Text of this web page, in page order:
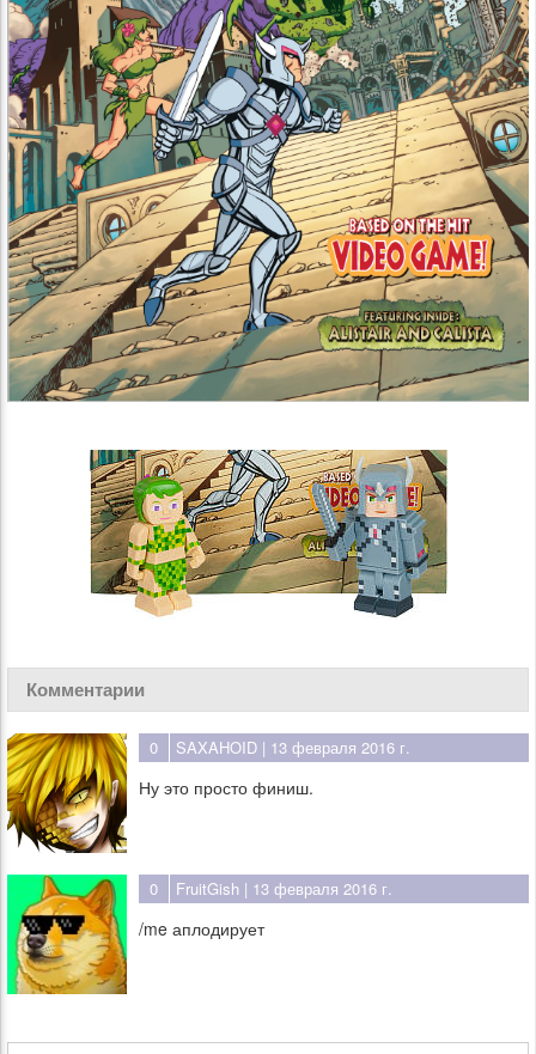
Комментарии
0 SAXAHOID | 13 февраля 2016 г.
Ну это просто финиш.
0 FruitGish | 13 февраля 2016 г.
/me аплодирует